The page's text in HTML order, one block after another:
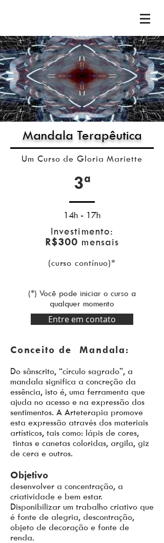
Mandala Terapêutica
Um Curso de Gloria Mariette
3ª
14h - 17h
Investimento:
R$300 mensais
(curso contínuo)*
(*) Você pode iniciar o curso a
qualquer momento
Entre em contato
Conceito de Mandala:
Do sânscrito, “círculo sagrado”, a
mandala significa a concreção da
essência, isto é, uma ferramenta que
ajuda no acesso e na expressão dos
sentimentos. A Arteterapia promove
esta expressão através dos materiais
artísticos, tais como: lápis de cores,
tintas e canetas coloridas, argila, giz
de cera e outros.
Objetivo
desenvolver a concentração, a
criatividade e bem estar.
Disponibilizar um trabalho criativo que
é fonte de alegria, descontração,
objeto de decoração e fonte de
renda.